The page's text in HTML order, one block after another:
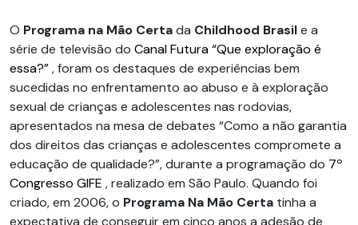
O Programa na Mão Certada Childhood Brasile a
série de televisão do Canal Futura “Que exploração é
essa?”, foram os destaques de experiências bem
sucedidas no enfrentamento ao abuso e à exploração
sexual de crianças e adolescentes nas rodovias,
apresentados na mesa de debates “Como a não garantia
dos direitos das crianças e adolescentes compromete a
educação de qualidade?”, durante a programação do 7º
Congresso GIFE , realizado em São Paulo. Quando foi
criado, em 2006, o Programa Na Mão Certa tinha a
expectativa de conseguir em cinco anos a adesão de